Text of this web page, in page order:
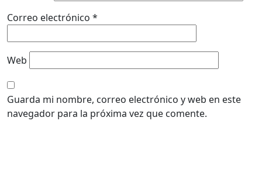
Correo electrónico *
Web
Guarda mi nombre, correo electrónico y web en este
navegador para la próxima vez que comente.